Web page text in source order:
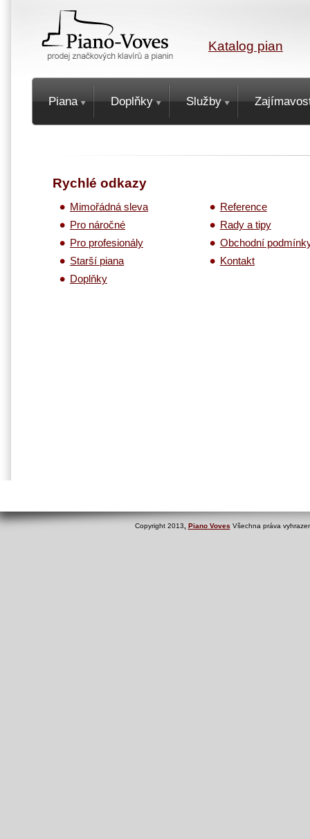
Katalog pian
Piana Doplňky Služby
Rychlé odkazy
Mimořádná sleva
Pro náročné
Pro profesionály
Starší piana
Doplňky
Reference
Rady a tipy
Obchodní
Kontakt
Copyright 2013 Piano Voves Všechna práva